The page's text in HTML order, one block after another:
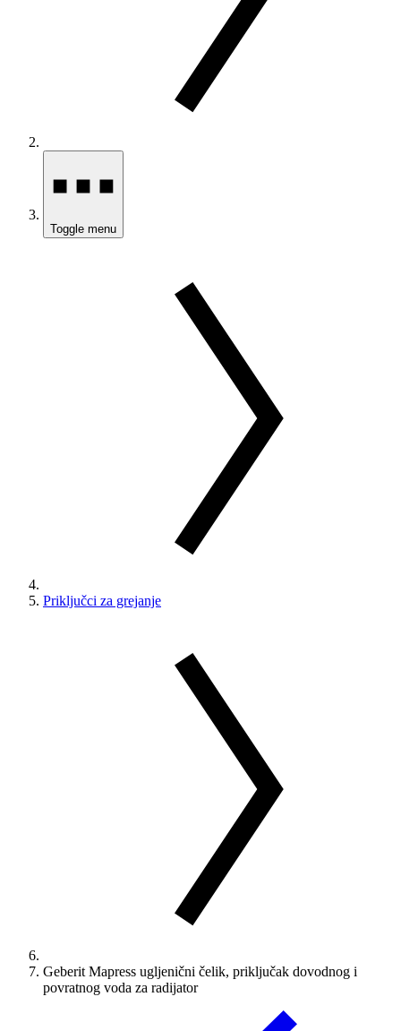
Toggle menu
Priključci za grejanje
Geberit Mapress ugljenični čelik, priključak dovodnog i
povratnog voda za radijator